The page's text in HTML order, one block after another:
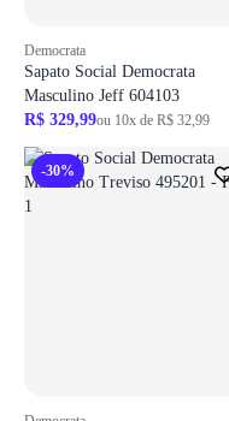
Democrata
Sapato Social Democrata
Masculino Jeff 604103
R$ 329,99ou 10x de R$ 32,99
-30%